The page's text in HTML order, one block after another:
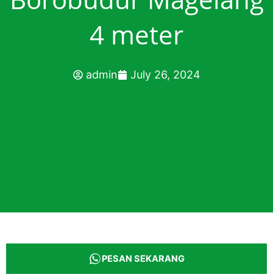
4 meter
admin July 26, 2024
PESAN SEKARANG